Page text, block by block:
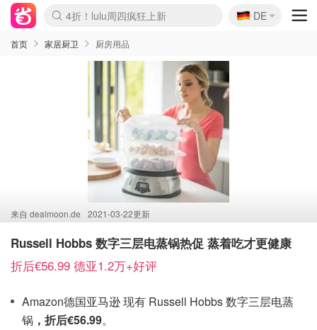
Boticinal 夏促开抢！
4折！lulu周四疯狂上新
还没结束！&OtherStories大促
Joybuy变相75折 随时失效
速领！Stanley独家85折
疑似霸哥！Camper额外叠85折
Zalando 奥莱闪促！每日更新
Moncler反季囤！5折起+叠9折
Coach Brooklyn仅€192
🇩🇪
DE
首页 家居厨卫 厨房用品
来自 dealmoon.de 2021-03-22更新
Russell Hobbs 数字三层电蒸锅热促 蒸着吃才更健康
折后€56.99 德亚1.2万+好评
Amazon德国亚马逊 现有 Russell Hobbs 数字三层电蒸
锅 ，折后€56.99。